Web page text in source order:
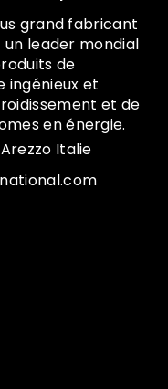
grand fabricant
leader mondial
de
ingénieux et
et de
en énergie.
Italie